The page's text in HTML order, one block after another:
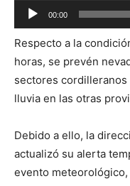
Reproductor
de
audio
00:00
Respecto a la
horas, se prevén
sectores cordilleranos
lluvia en las otras
Debido a ello, la
actualizó su alerta
evento